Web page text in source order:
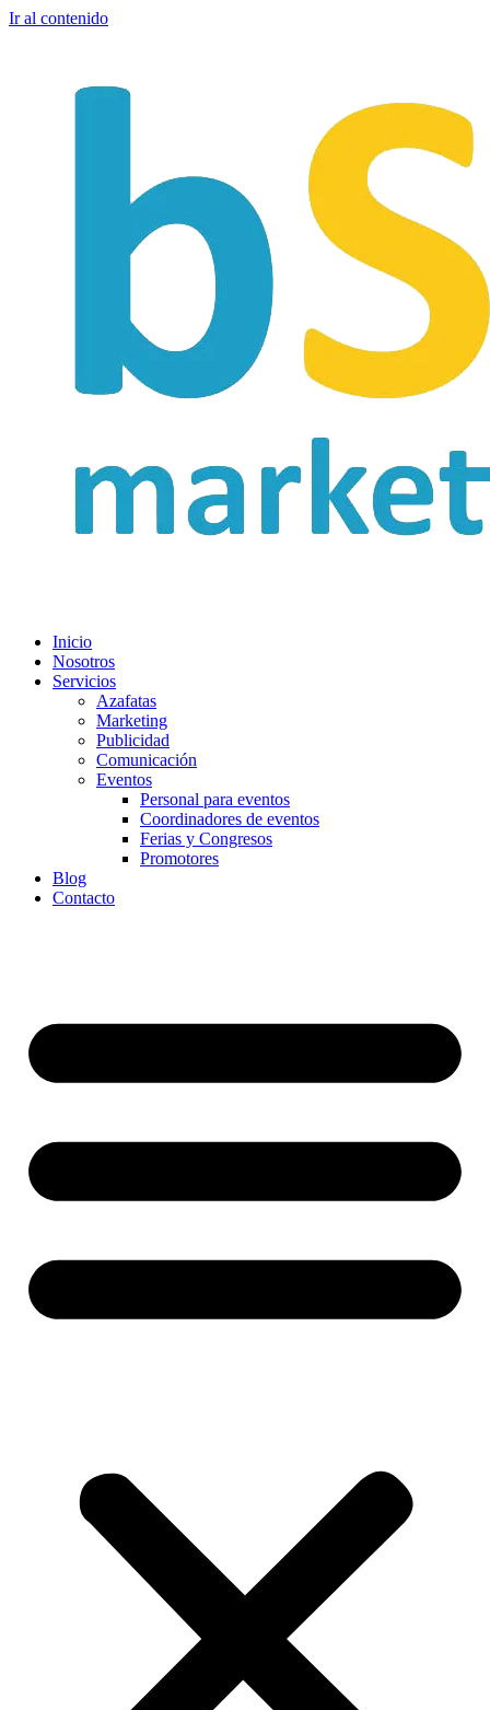
Ir al contenido
Inicio
Nosotros
Servicios
Azafatas
Marketing
Publicidad
Comunicación
Eventos
Personal para eventos
Coordinadores de eventos
Ferias y Congresos
Promotores
Blog
Contacto